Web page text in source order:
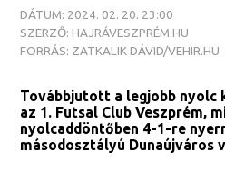
DÁTUM: 2024. 02. 20. 23:00
SZERZŐ: HAJRÁVESZPRÉM.HU
FORRÁS: ZATKALIK DÁVID/VEHIR.HU
Továbbjutott a legjobb nyolc
az 1. Futsal Club Veszprém,
nyolcaddöntőben 4-1-re
másodosztályú Dunaújváros